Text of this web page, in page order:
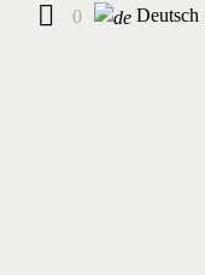
0 Deutsch